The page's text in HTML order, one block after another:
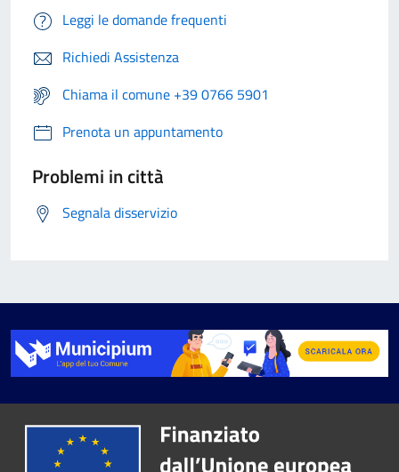
Leggi le domande frequenti
Richiedi Assistenza
Chiama il comune +39 0766 5901
Prenota un appuntamento
Problemi in città
Segnala disservizio